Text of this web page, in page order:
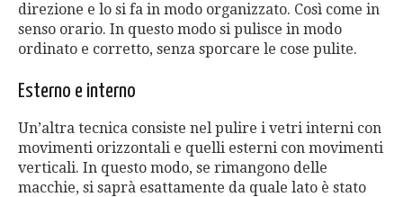
direzione e lo si fa in modo organizzato. Così come in
senso orario. In questo modo si pulisce in modo
ordinato e corretto, senza sporcare le cose pulite.
Esterno e interno
Un’altra tecnica consiste nel pulire i vetri interni con
movimenti orizzontali e quelli esterni con movimenti
verticali. In questo modo, se rimangono delle
macchie, si saprà esattamente da quale lato è stato